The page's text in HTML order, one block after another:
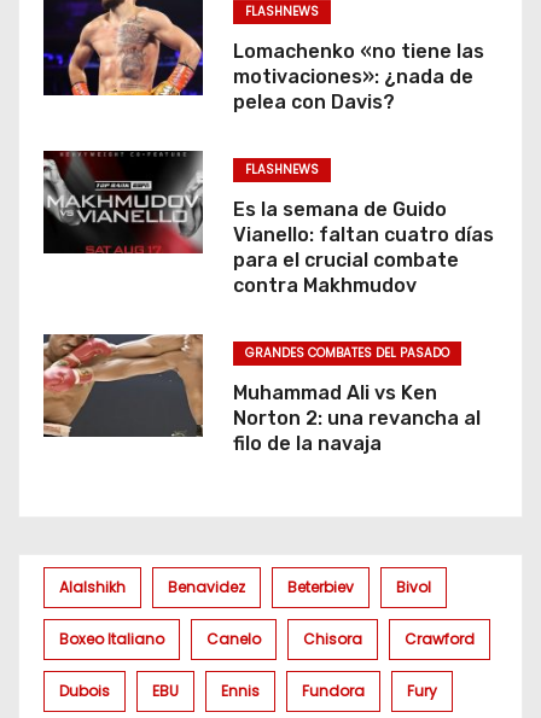
FLASHNEWS
Lomachenko «no tiene las
motivaciones»: ¿nada de
pelea con Davis?
FLASHNEWS
Es la semana de Guido
Vianello: faltan cuatro días
para el crucial combate
contra Makhmudov
GRANDES COMBATES DEL PASADO
Muhammad Ali vs Ken
Norton 2: una revancha al
filo de la navaja
Alalshikh Benavidez Beterbiev Bivol
Boxeo Italiano Canelo Chisora Crawford
Dubois EBU Ennis Fundora Fury